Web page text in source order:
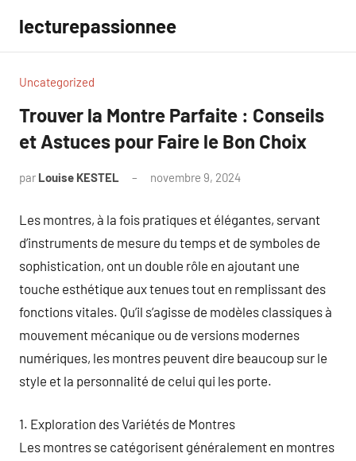
contenu
lecturepassionnee
Uncategorized
Trouver la Montre Parfaite : Conseils
et Astuces pour Faire le Bon Choix
par Louise KESTEL novembre 9, 2024
Les montres, à la fois pratiques et élégantes, servant
d’instruments de mesure du temps et de symboles de
sophistication, ont un double rôle en ajoutant une
touche esthétique aux tenues tout en remplissant des
fonctions vitales. Qu’il s’agisse de modèles classiques à
mouvement mécanique ou de versions modernes
numériques, les montres peuvent dire beaucoup sur le
style et la personnalité de celui qui les porte.
1. Exploration des Variétés de Montres
Les montres se catégorisent généralement en montres